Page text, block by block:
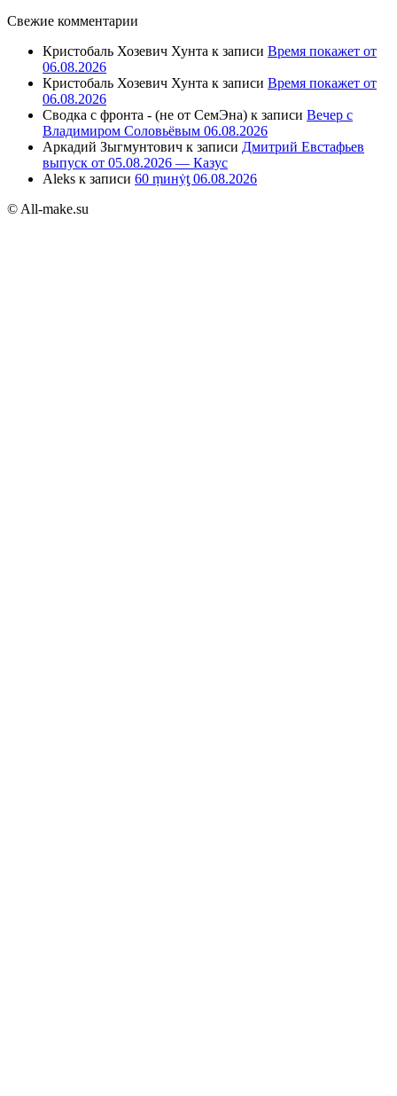
Свежие комментарии
Кристобаль Хозевич Хунта к записи Время покажет от
06.08.2026
Кристобаль Хозевич Хунта к записи Время покажет от
06.08.2026
Сводка с фронта - (не от СемЭна) к записи Вечер с
Владимиром Соловьёвым 06.08.2026
Аркадий Зыгмунтович к записи Дмитрий Евстафьев
выпуск от 05.08.2026 — Казус
Aleks к записи 60 ṃинẏƫ 06.08.2026
© All-make.su